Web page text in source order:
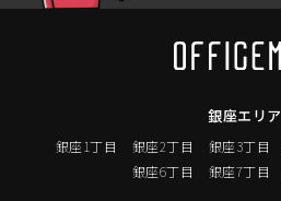
銀座エリア
銀座1丁目 銀座2丁目 銀座3丁目
銀座6丁目
銀座7丁目